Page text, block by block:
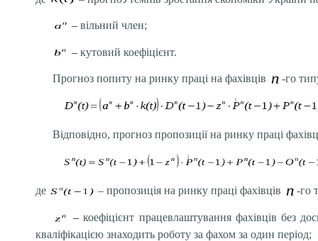
– вільний член;
– кутовий коефіцієнт.
Прогноз попиту на ринку праці на фахівців -го
Відповідно, прогноз пропозиції на ринку праці
де – пропозиція на ринку праці фахівців -го
–коефіцієнт працевлаштування фахівців без
кваліфікацією знаходить роботу за фахом за один період;